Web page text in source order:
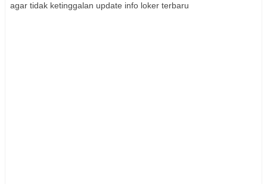
agar tidak ketinggalan update info loker terbaru